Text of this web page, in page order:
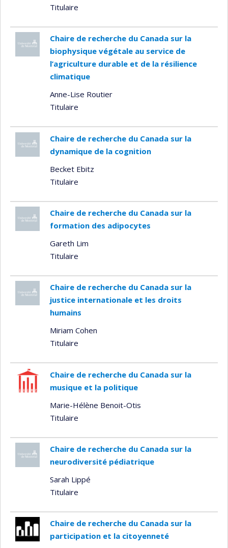
Titulaire
Chaire de recherche du Canada sur la
biophysique végétale au service de
l’agriculture durable et de la résilience
climatique
Anne-Lise Routier
Titulaire
Chaire de recherche du Canada sur la
dynamique de la cognition
Becket Ebitz
Titulaire
Chaire de recherche du Canada sur la
formation des adipocytes
Gareth Lim
Titulaire
Chaire de recherche du Canada sur la
justice internationale et les droits
humains
Miriam Cohen
Titulaire
Chaire de recherche du Canada sur la
musique et la politique
Marie-Hélène Benoit-Otis
Titulaire
Chaire de recherche du Canada sur la
neurodiversité pédiatrique
Sarah Lippé
Titulaire
Chaire de recherche du Canada sur la
participation et la citoyenneté